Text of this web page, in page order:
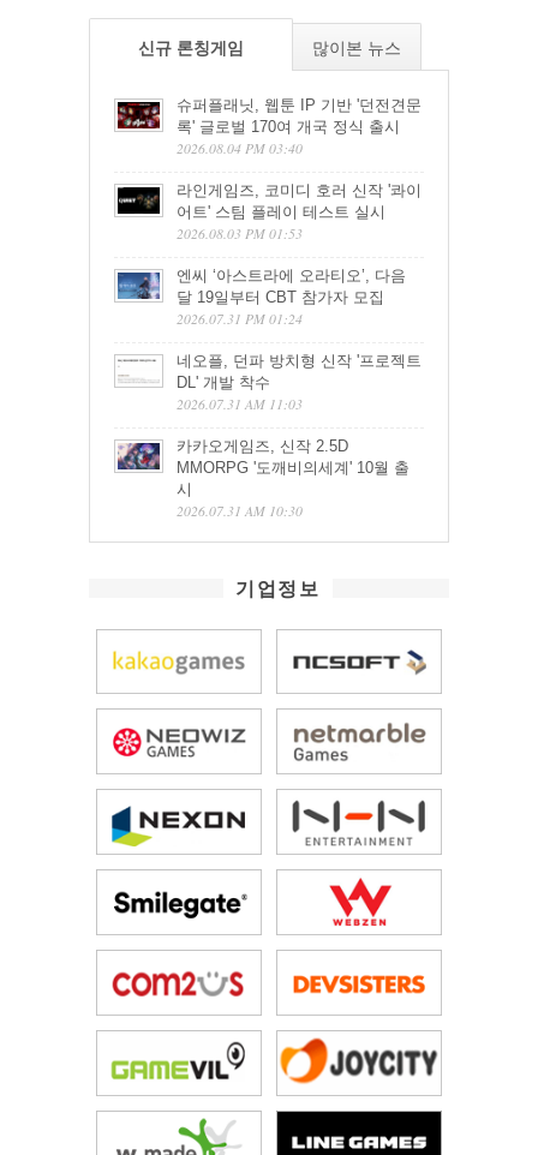
신규 론칭게임 많이본 뉴스
슈퍼플래닛, 웹툰 IP 기반 '던전견문
록' 글로벌 170여 개국 정식 출시
2026.08.04 PM 03:40
라인게임즈, 코미디 호러 신작 '콰이
어트' 스팀 플레이 테스트 실시
2026.08.03 PM 01:53
엔씨 ‘아스트라에 오라티오’, 다음
달 19일부터 CBT 참가자 모집
2026.07.31 PM 01:24
네오플, 던파 방치형 신작 '프로젝트
DL' 개발 착수
2026.07.31 AM 11:03
카카오게임즈, 신작 2.5D
MMORPG '도깨비의세계' 10월 출
시
2026.07.31 AM 10:30
기업정보